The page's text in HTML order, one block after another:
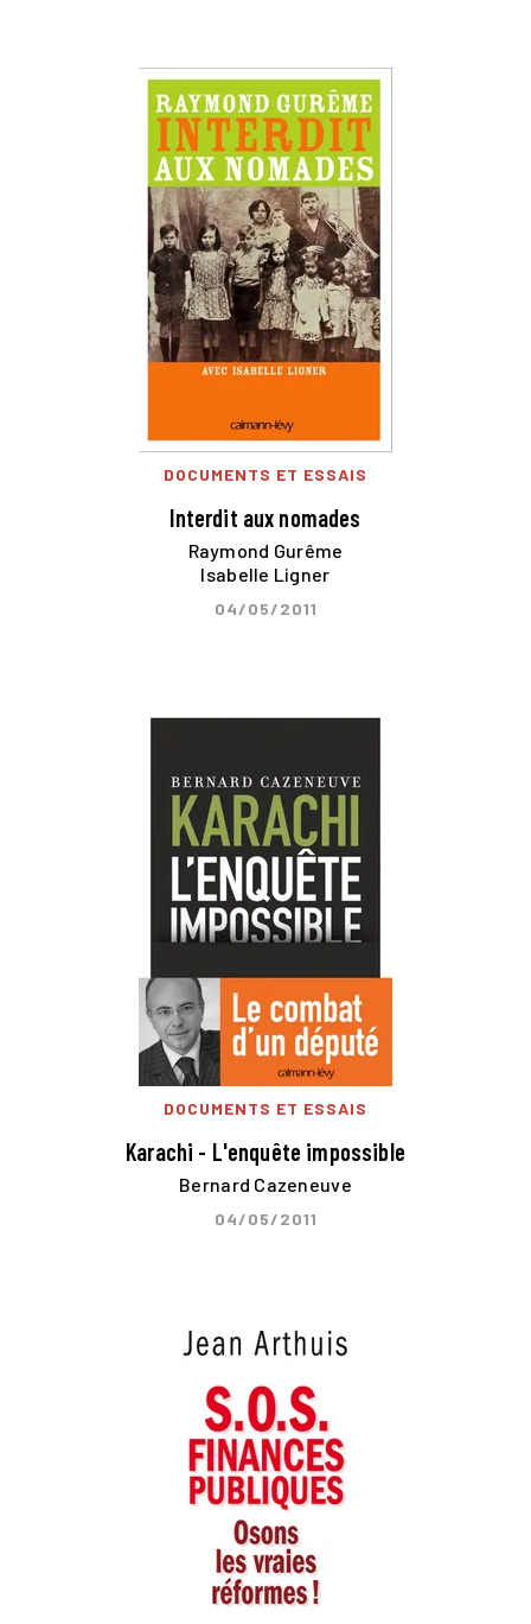
DOCUMENTS ET ESSAIS
Interdit aux nomades
Raymond Gurême
Isabelle Ligner
04/05/2011
DOCUMENTS ET ESSAIS
Karachi - L'enquête impossible
Bernard Cazeneuve
04/05/2011